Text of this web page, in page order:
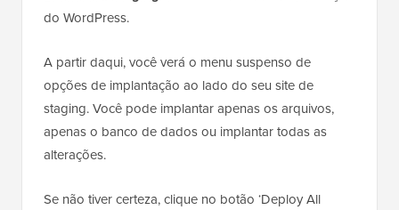
do WordPress.
A partir daqui, você verá o menu suspenso de
opções de implantação ao lado do seu site de
staging. Você pode implantar apenas os arquivos,
apenas o banco de dados ou implantar todas as
alterações.
Se não tiver certeza, clique no botão ‘Deploy All